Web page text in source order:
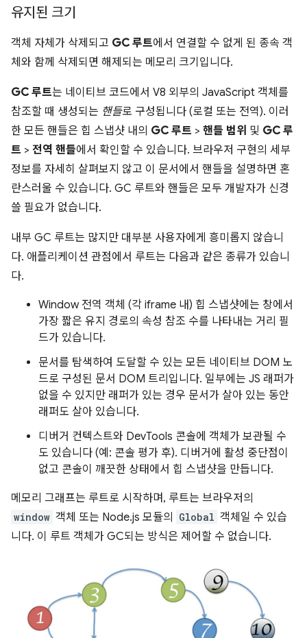
유지된 크기
객체 자체가 삭제되고 GC 루트에서 연결할 수 없게 된 종속 객
체와 함께 삭제되면 해제되는 메모리 크기입니다.
GC 루트는 네이티브 코드에서 V8 외부의 JavaScript 객체를
참조할 때 생성되는 핸들로 구성됩니다 (로컬 또는 전역). 이러
한 모든 핸들은 힙 스냅샷 내의 GC 루트 > 핸들 범위 및 GC 루
트 > 전역 핸들에서 확인할 수 있습니다. 브라우저 구현의 세부
정보를 자세히 살펴보지 않고 이 문서에서 핸들을 설명하면 혼
란스러울 수 있습니다. GC 루트와 핸들은 모두 개발자가 신경
쓸 필요가 없습니다.
내부 GC 루트는 많지만 대부분 사용자에게 흥미롭지 않습니
다. 애플리케이션 관점에서 루트는 다음과 같은 종류가 있습니
다.
Window 전역 객체 (각 iframe 내) 힙 스냅샷에는 창에서
가장 짧은 유지 경로의 속성 참조 수를 나타내는 거리 필
드가 있습니다.
문서를 탐색하여 도달할 수 있는 모든 네이티브 DOM 노
드로 구성된 문서 DOM 트리입니다. 일부에는 JS 래퍼가
없을 수 있지만 래퍼가 있는 경우 문서가 살아 있는 동안
래퍼도 살아 있습니다.
디버거 컨텍스트와 DevTools 콘솔에 객체가 보관될 수
도 있습니다 (예: 콘솔 평가 후). 디버거에 활성 중단점이
없고 콘솔이 깨끗한 상태에서 힙 스냅샷을 만듭니다.
메모리 그래프는 루트로 시작하며, 루트는 브라우저의
window 객체 또는 Node.js 모듈의 Global 객체일 수 있습
니다. 이 루트 객체가 GC되는 방식은 제어할 수 없습니다.